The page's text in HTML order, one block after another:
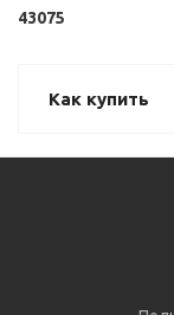
43075
Как купить